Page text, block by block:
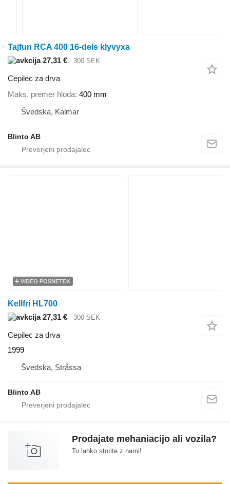
Tajfun RCA 400 16-dels klyvyxa
27,31 €
300 SEK
Cepilec za drva
Maks. premer hloda 400 mm
Švedska, Kalmar
Blinto AB
VIDEO POSNETEK
Kellfri HL700
27,31 €
300 SEK
Cepilec za drva
1999
Švedska, Stråssa
Blinto AB
Prodajate mehaniacijo ali vozila?
To lahko storite z nami!